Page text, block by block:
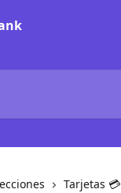
Tarjetas 💳